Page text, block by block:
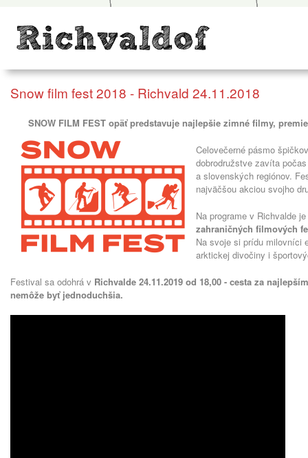
Snow film fest 2018 - Richvald 24.11.2018
SNOW FILM FEST opäť predstavuje najlepšie zimné filmy,
Celovečerné pásmo
dobrodružstve zavíta
a slovenských regiónov.
najväčšou akciou svojho
Na programe v Richvalde
zahraničných filmových
Na svoje si prídu milovníci
arktickej divočiny i
Festival sa odohrá v Richvalde 24.11.2019 od 18,00 - cesta za
nemôže byť jednoduchšia.